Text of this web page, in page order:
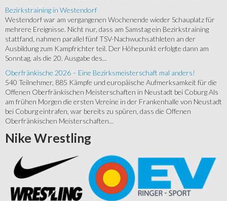
Bezirkstraining in Westendorf
Westendorf war am vergangenen Wochenende wieder Schauplatz für
mehrere Ereignisse. Nicht nur, dass am Samstag ein Bezirkstraining
stattfand, nahmen parallel fünf TSV-Nachwuchsathleten an der
Ausbildung zum Kampfrichter teil. Der Höhepunkt erfolgte dann am
Sonntag, als die 20. Ausgabe des...
Oberfränkische 2026 – Eine Bezirksmeisterschaft mal anders!
540 Teilnehmer, 885 Kämpfe und europäische Aufmerksamkeit für die
Offenen Oberfränkischen Meisterschaften in Neustadt bei Coburg Als
am frühen Morgen die ersten Vereine in der Frankenhalle von Neustadt
bei Coburg eintrafen, war bereits zu spüren, dass die Offenen
Oberfränkischen Meisterschaften...
Nike Wrestling